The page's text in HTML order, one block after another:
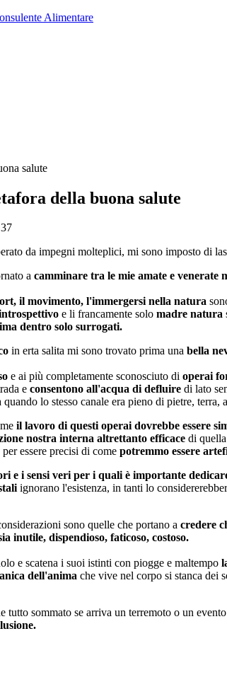
della buona salute
da impegni molteplici, mi sono imposto di
a camminare tra le mie amate e venerate
il movimento, l'immergersi nella natura
e li francamente solo madre natura
dentro solo surrogati.
in erta salita mi sono trovato prima una bella
e ai più completamente sconosciuto di operai
e consentono all'acqua di defluire di lato
lo stesso canale era pieno di pietre, terra,
il lavoro di questi operai dovrebbe essere
nostra interna altrettanto efficace di
per essere precisi di come potremmo essere
e i sensi veri per i quali è importante
ignorano l'esistenza, in tanti lo
sono quelle che portano a credere
inutile, dispendioso, faticoso, costoso.
e scatena i suoi istinti con piogge e maltempo
dell'anima che vive nel corpo si stanca dei
tutto sommato se arriva un terremoto o un